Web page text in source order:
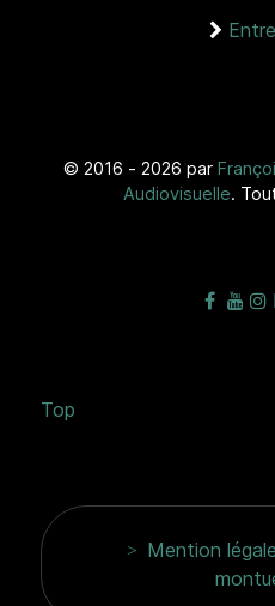
© 2016 - 2026 par
Audiovisuelle.
Top
Mention